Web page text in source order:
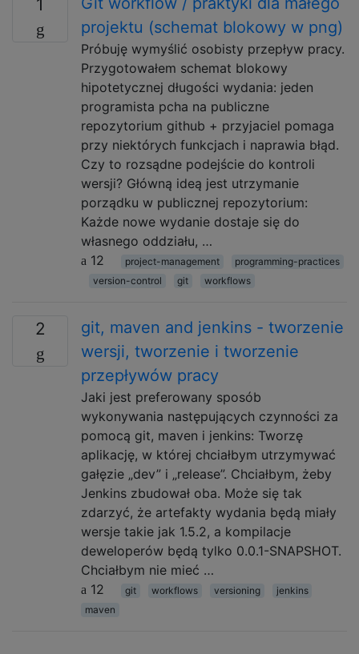
1
projektu (schemat blokowy w png)
Próbuję wymyślić osobisty przepływ pracy.
Przygotowałem schemat blokowy
hipotetycznej długości wydania: jeden
programista pcha na publiczne
repozytorium github + przyjaciel pomaga
przy niektórych funkcjach i naprawia błąd.
Czy to rozsądne podejście do kontroli
wersji? Główną ideą jest utrzymanie
porządku w publicznej repozytorium:
Każde nowe wydanie dostaje się do
własnego oddziału, …
12
project-management
programming-practices
version-control
git workflows
2
git, maven and jenkins - tworzenie
wersji, tworzenie i tworzenie
przepływów pracy
Jaki jest preferowany sposób
wykonywania następujących czynności za
pomocą git, maven i jenkins: Tworzę
aplikację, w której chciałbym utrzymywać
gałęzie „dev” i „release”. Chciałbym, żeby
Jenkins zbudował oba. Może się tak
zdarzyć, że artefakty wydania będą miały
wersje takie jak 1.5.2, a kompilacje
deweloperów będą tylko 0.0.1-SNAPSHOT.
Chciałbym nie mieć …
12
git workflows versioning
jenkins
maven